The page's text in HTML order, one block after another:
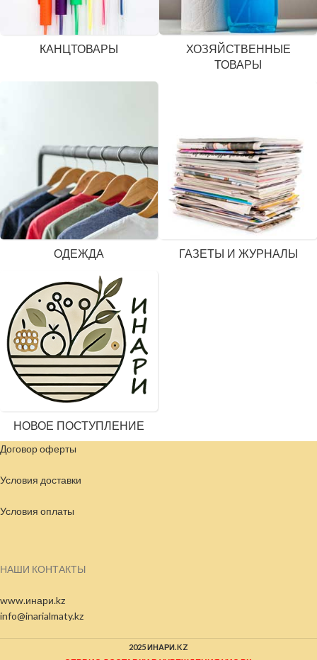
КАНЦТОВАРЫ
ХОЗЯЙСТВЕННЫЕ
ТОВАРЫ
ОДЕЖДА ГАЗЕТЫ И ЖУРНАЛЫ
НОВОЕ ПОСТУПЛЕНИЕ
Договор оферты
Условия доставки
Условия оплаты
НАШИ КОНТАКТЫ
www.инари.kz
info@inarialmaty.kz
2025 ИНАРИ.KZ